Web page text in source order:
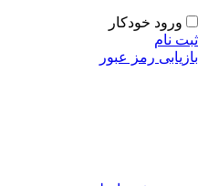
ورود خودکار
نام
رمز عبور